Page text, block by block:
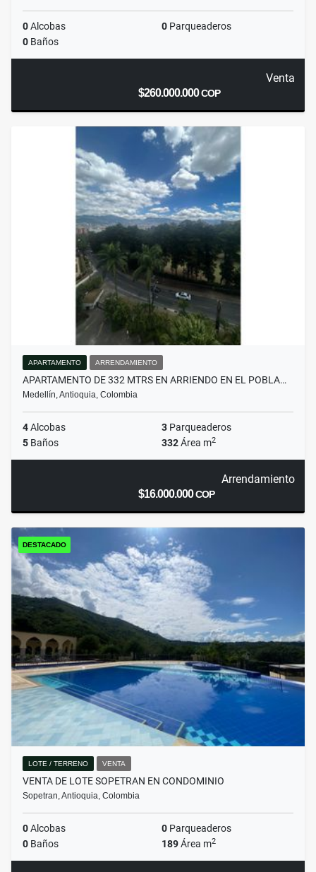
0Alcobas 0 Parqueaderos
0 Baños
Venta
$260.000.000COP
APARTAMENTO ARRENDAMIENTO
APARTAMENTO DE 332 MTRS EN ARRIENDO EN EL POBLA…
Medellín, Antioquia, Colombia
4Alcobas 3 Parqueaderos
5 Baños 332Área m2
Arrendamiento
$16.000.000COP
DESTACADO
LOTE / TERRENO VENTA
VENTA DE LOTE SOPETRAN EN CONDOMINIO
Sopetran, Antioquia, Colombia
0Alcobas 0 Parqueaderos
0 Baños 189Área m2